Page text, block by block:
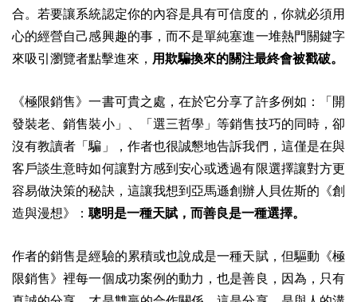
合。若要讓系統認定你的內容是具有可信度的，你就必須用
心的經營自己感興趣的事，而不是單純塞進一堆熱門關鍵字
來吸引瀏覽者點擊進來， 用欺騙換來的關注最終會被戳破。
《極限銷售》一書可貴之處，在於它分享了許多例如：「開
發裝老、銷售裝小」、「選三哲學」等銷售技巧的同時，卻
沒有教讀者「騙」，作者也很誠懇地告訴我們，這僅是在與
客戶談生意時如何讓對方感到安心或透過有限選擇讓對方更
容易做決策的秘訣，這讓我想到亞馬遜創辦人貝佐斯的《創
造與漫想》： 聰明是一種天賦，而善良是一種選擇。
作者的銷售是經驗的累積或也說成是一種天賦，但驅動《極
限銷售》裡每一個成功案例的動力，也是善良，因為，只有